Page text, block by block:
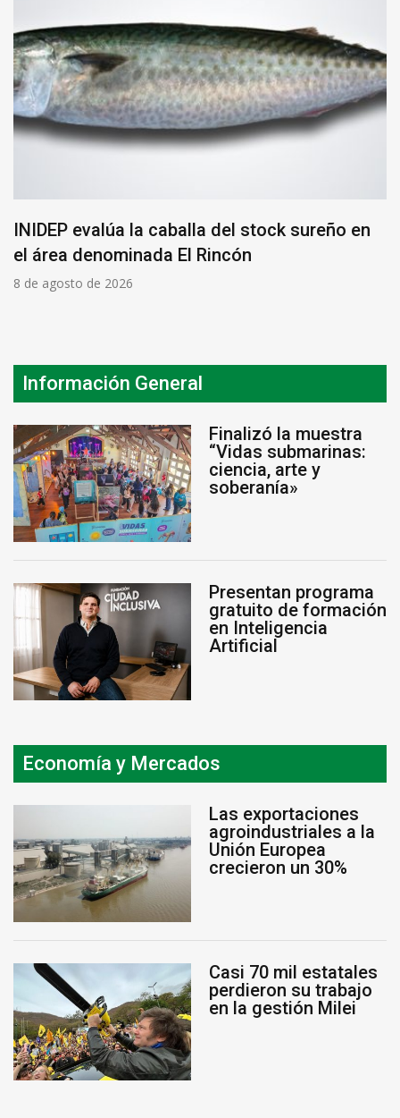
INIDEP evalúa la caballa del stock sureño en
el área denominada El Rincón
8 de agosto de 2026
Información General
Finalizó la muestra
“Vidas submarinas:
ciencia, arte y
soberanía»
Presentan programa
gratuito de formación
en Inteligencia
Artificial
Economía y Mercados
Las exportaciones
agroindustriales a la
Unión Europea
crecieron un 30%
Casi 70 mil estatales
perdieron su trabajo
en la gestión Milei